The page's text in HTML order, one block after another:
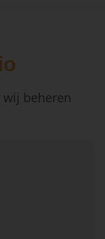
beheren